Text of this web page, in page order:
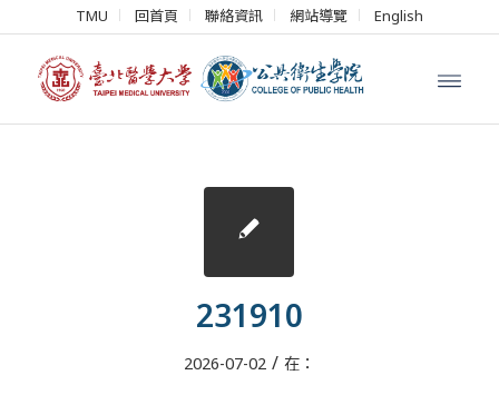
TMU 回首頁 聯絡資訊 網站導覽 English
231910
2026-07-02 / 在：